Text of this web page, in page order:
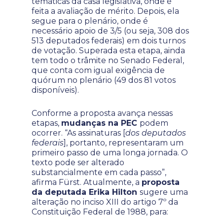
feita a avaliação de mérito. Depois, ela
segue para o plenário, onde é
necessário apoio de 3/5 (ou seja, 308 dos
513 deputados federais) em dois turnos
de votação. Superada esta etapa, ainda
tem todo o trâmite no Senado Federal,
que conta com igual exigência de
quórum no plenário (49 dos 81 votos
disponíveis).
Conforme a proposta avança nessas
etapas, mudanças na PEC podem
ocorrer. “As assinaturas [dos deputados
federais], portanto, representaram um
primeiro passo de uma longa jornada. O
texto pode ser alterado
substancialmente em cada passo”,
afirma Fürst. Atualmente, a proposta
da deputada Erika Hilton sugere uma
alteração no inciso XIII do artigo 7º da
Constituição Federal de 1988, para: